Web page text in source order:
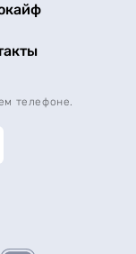
телефоне.